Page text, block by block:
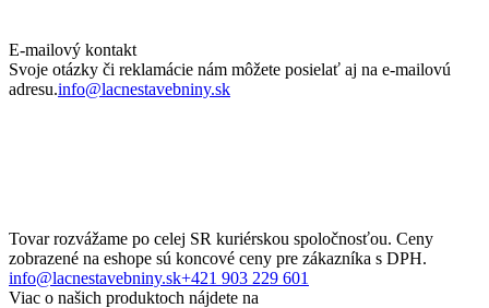
E-mailový kontakt
Svoje otázky či reklamácie nám môžete posielať aj na e-mailovú
adresu.info@lacnestavebniny.sk
Tovar rozvážame po celej SR kuriérskou spoločnosťou. Ceny
zobrazené na eshope sú koncové ceny pre zákazníka s DPH.
info@lacnestavebniny.sk+421 903 229 601
Viac o našich produktoch nájdete na